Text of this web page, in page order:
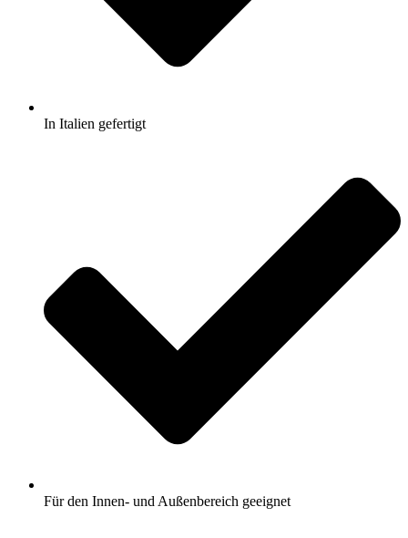
In Italien gefertigt
Für den Innen- und Außenbereich geeignet